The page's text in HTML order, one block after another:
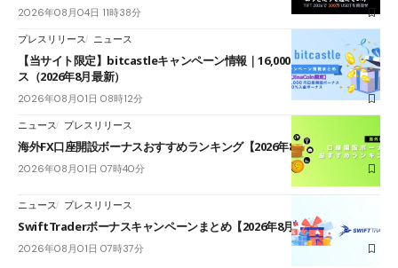
2026年08月04日 11時38分
プレスリリース ニュース
【当サイト限定】bitcastleキャンペーン情報｜16,000円口座開設ボーナ
ス（2026年8月最新）
2026年08月01日 08時12分
ニュース プレスリリース
海外FX口座開設ボーナスおすすめランキング【2026年8月最新】
2026年08月01日 07時40分
ニュース プレスリリース
SwiftTraderボーナスキャンペーンまとめ【2026年8月最新】
2026年08月01日 07時37分